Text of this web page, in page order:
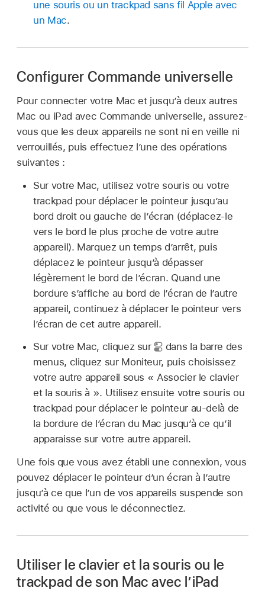
une souris ou un trackpad sans fil Apple avec
un Mac.
Configurer Commande universelle
Pour connecter votre Mac et jusqu’à deux autres
Mac ou iPad avec Commande universelle, assurez-
vous que les deux appareils ne sont ni en veille ni
verrouillés, puis effectuez l’une des opérations
suivantes :
Sur votre Mac, utilisez votre souris ou votre
trackpad pour déplacer le pointeur jusqu’au
bord droit ou gauche de l’écran (déplacez-le
vers le bord le plus proche de votre autre
appareil). Marquez un temps d’arrêt, puis
déplacez le pointeur jusqu’à dépasser
légèrement le bord de l’écran. Quand une
bordure s’affiche au bord de l’écran de l’autre
appareil, continuez à déplacer le pointeur vers
l’écran de cet autre appareil.
Sur votre Mac, cliquez sur
dans la barre des
menus, cliquez sur Moniteur, puis choisissez
votre autre appareil sous « Associer le clavier
et la souris à ». Utilisez ensuite votre souris ou
trackpad pour déplacer le pointeur au-delà de
la bordure de l’écran du Mac jusqu’à ce qu’il
apparaisse sur votre autre appareil.
Une fois que vous avez établi une connexion, vous
pouvez déplacer le pointeur d’un écran à l’autre
jusqu’à ce que l’un de vos appareils suspende son
activité ou que vous le déconnectiez.
Utiliser le clavier et la souris ou le
trackpad de son Mac avec l’iPad